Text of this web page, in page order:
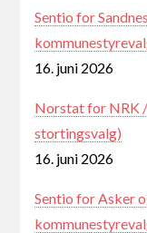
Sentio for
16. juni 2026
Norstat for NRK
stortingsvalg)
16. juni 2026
Sentio for Asker